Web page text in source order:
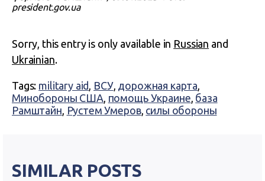
president.gov.ua
Sorry, this entry is only available in Russian and
Ukrainian.
Tags: military aid, ВСУ, дорожная карта,
Минобороны США, помощь Украине, база
Рамштайн, Рустем Умеров, силы обороны
SIMILAR POSTS